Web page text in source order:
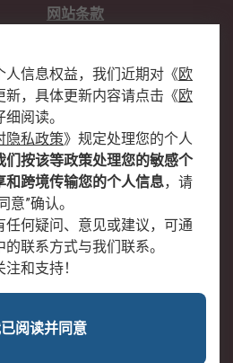
网站条款
账户和付款
全球办事处
新闻中心
备 31011502009054号
人信息权益，我们近期对 《欧
新，具体更新内容请点击 《欧
阅读。
隐私政策》 规定处理您的个人
们按该等政策处理您的敏感个
和跨境传输您的个人信息，请
意”确认。
任何疑问、意见或建议，可通
的联系方式与我们联系。
和支持！
阅读并同意